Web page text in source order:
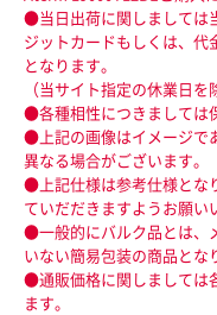
●当日出荷に関しましては
ジットカードもしくは、代
となります。
（当サイト指定の休業日を
●各種相性につきましては
●上記の画像はイメージで
異なる場合がございます。
●上記仕様は参考仕様とな
ていだだきますようお願い
●一般的にバルク品とは、
いない簡易包装の商品とな
●通販価格に関しましては
ます。